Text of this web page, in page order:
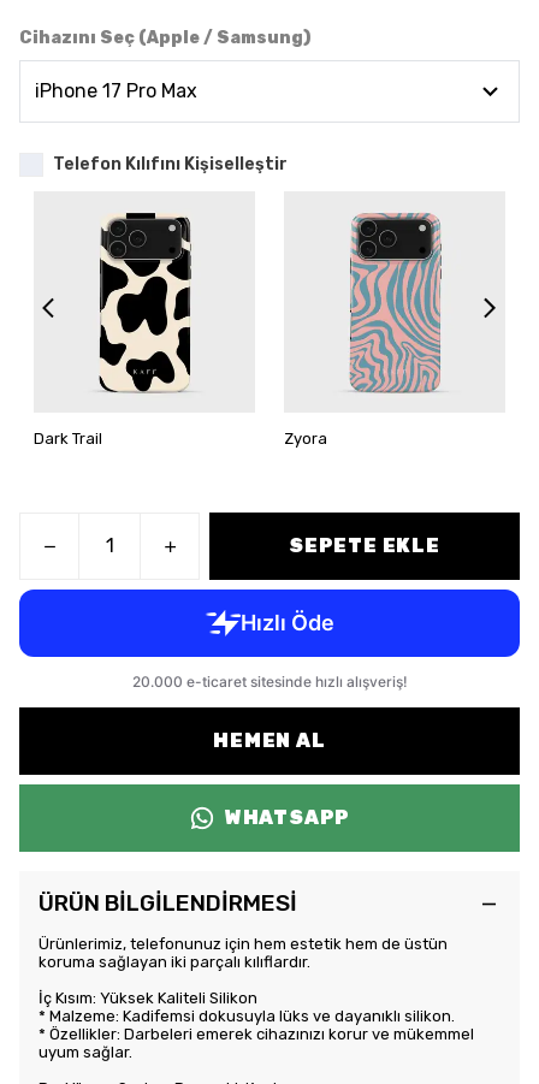
Cihazını Seç (Apple / Samsung)
Telefon Kılıfını Kişiselleştir
Dark Trail Zyora
SEPETE EKLE
HEMEN AL
WHATSAPP
ÜRÜN BİLGİLENDİRMESİ
Ürünlerimiz, telefonunuz için hem estetik hem de üstün
koruma sağlayan iki parçalı kılıflardır.
İç Kısım: Yüksek Kaliteli Silikon
* Malzeme: Kadifemsi dokusuyla lüks ve dayanıklı silikon.
* Özellikler: Darbeleri emerek cihazınızı korur ve mükemmel
uyum sağlar.